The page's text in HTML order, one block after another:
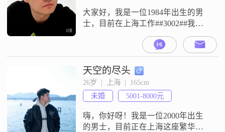
大家好，我是一位1984年出生的男
士，目前在上海工作##3002##我的
身高是170cm，月收入在5001到8000
元之间##3002##虽然我的学历是中
专，但我一直保持着学习和进步的
态度##3002##在生活中，我性格稳
重可靠，真诚待人##3002##我认
为，稳重不仅仅是表现在外表上，
更是一种内心的态度##3002#
天空的尽头
26岁  |  上海  |  165cm
未婚
5001-8000元
嗨，你好呀！我是一位2000年出生
的男士，目前正在上海这座繁华的